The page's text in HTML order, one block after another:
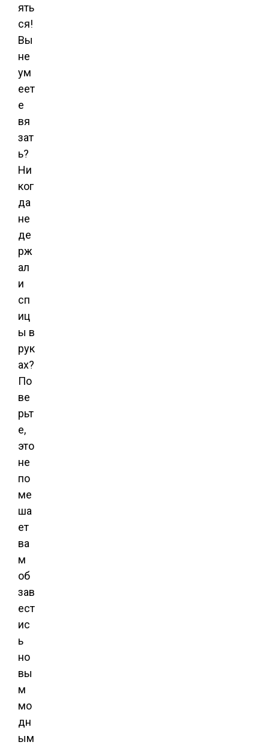
ять
ся!
Вы
не
ум
еет
е
вя
зат
ь?
Ни
ког
да
не
де
рж
ал
и
сп
иц
ы в
рук
ах?
По
ве
рьт
е,
это
не
по
ме
ша
ет
ва
м
об
зав
ест
ис
ь
но
вы
м
мо
дн
ым